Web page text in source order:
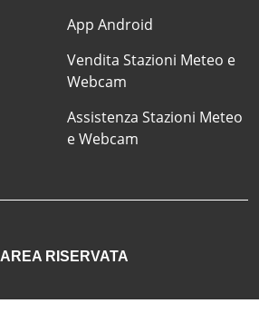
App Android
Vendita Stazioni Meteo e
Webcam
Assistenza Stazioni Meteo
e Webcam
AREA RISERVATA